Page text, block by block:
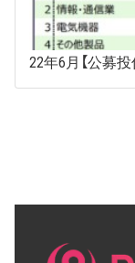
22年6月【公募